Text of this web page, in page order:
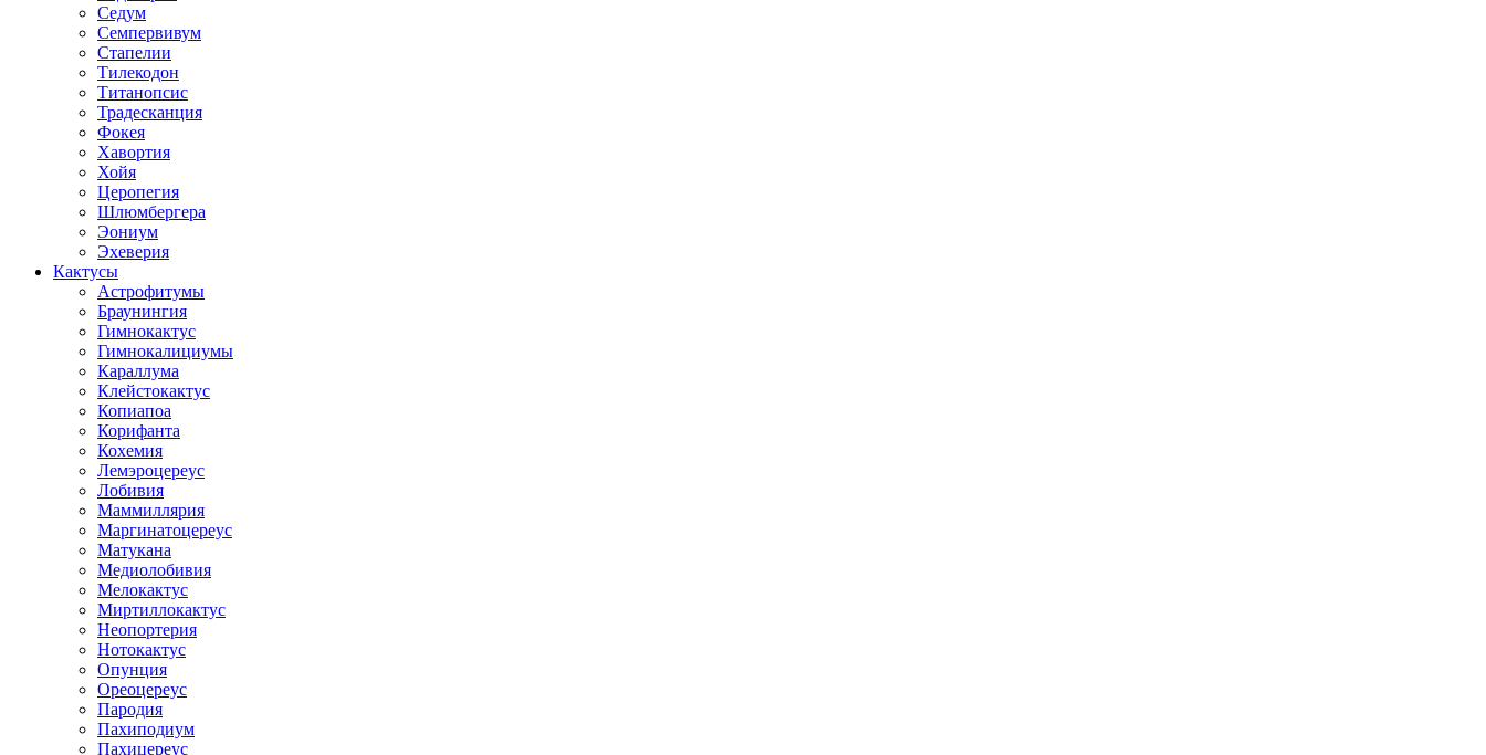
Седум
Семпервивум
Стапелии
Тилекодон
Титанопсис
Традесканция
Фокея
Хавортия
Хойя
Церопегия
Шлюмбергера
Эониум
Эхеверия
Кактусы
Астрофитумы
Браунингия
Гимнокактус
Гимнокалициумы
Караллума
Клейстокактус
Копиапоа
Корифанта
Кохемия
Лемэроцереус
Лобивия
Маммиллярия
Маргинатоцереус
Матукана
Медиолобивия
Мелокактус
Миртиллокактус
Неопортерия
Нотокактус
Опунция
Ореоцереус
Пародия
Пахиподиум
Пахицереус